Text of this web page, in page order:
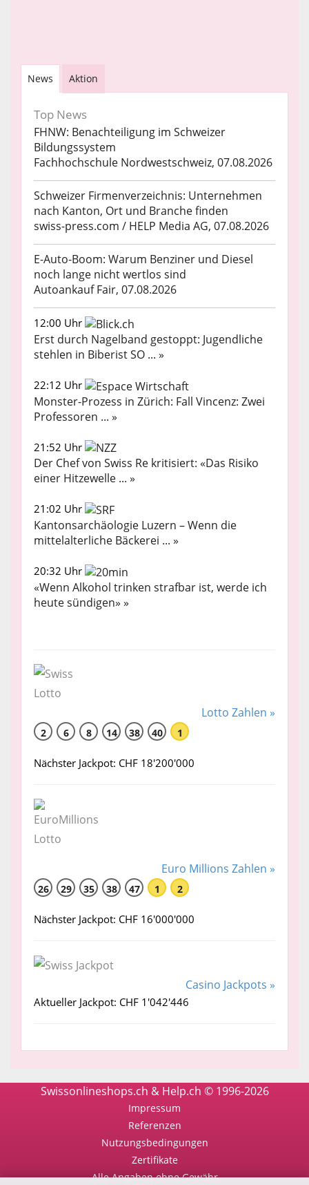
News Aktion
Top News
FHNW: Benachteiligung im Schweizer
Bildungssystem
Fachhochschule Nordwestschweiz, 07.08.2026
Schweizer Firmenverzeichnis: Unternehmen
nach Kanton, Ort und Branche finden
swiss-press.com / HELP Media AG, 07.08.2026
E-Auto-Boom: Warum Benziner und Diesel
noch lange nicht wertlos sind
Autoankauf Fair, 07.08.2026
12:00 Uhr
Erst durch Nagelband gestoppt: Jugendliche
stehlen in Biberist SO ... »
22:12 Uhr
Monster-Prozess in Zürich: Fall Vincenz: Zwei
Professoren ... »
21:52 Uhr
Der Chef von Swiss Re kritisiert: «Das Risiko
einer Hitzewelle ... »
21:02 Uhr
Kantonsarchäologie Luzern – Wenn die
mittelalterliche Bäckerei ... »
20:32 Uhr
«Wenn Alkohol trinken strafbar ist, werde ich
heute sündigen» »
Lotto Zahlen »
2 6 8 14 38 40 1
Nächster Jackpot: CHF 18'200'000
Euro Millions Zahlen »
26 29 35 38 47 1 2
Nächster Jackpot: CHF 16'000'000
Casino Jackpots »
Aktueller Jackpot: CHF 1'042'446
Swissonlineshops.ch & Help.ch © 1996-2026
Impressum
Referenzen
Nutzungsbedingungen
Zertifikate
Alle Angaben ohne Gewähr